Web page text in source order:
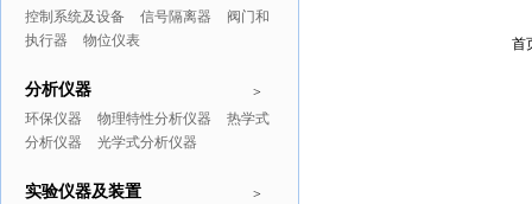
控制系统及设备 信号隔离器
阀门和
执行器
物位仪表
>
分析仪器
环保仪器 物理特性分析仪器
热学式
分析仪器
光学式分析仪器
>
实验仪器及装置
首